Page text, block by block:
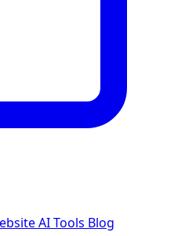
AI Tools Blog